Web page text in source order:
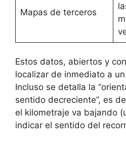
Mapas de terceros
Estos datos, abiertos y
localizar de inmediato a
Incluso se detalla la
sentido decreciente”, es
el kilometraje va bajando
indicar el sentido del